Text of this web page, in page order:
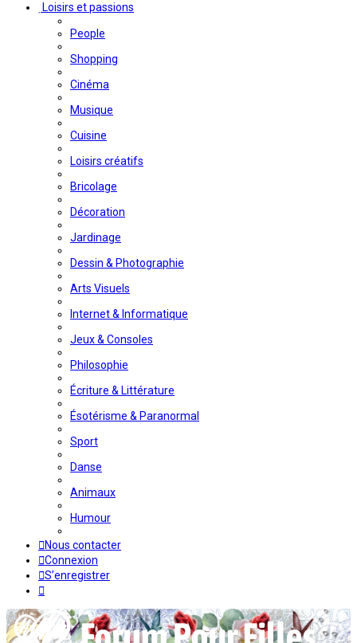
Loisirs et passions
People
Shopping
Cinéma
Musique
Cuisine
Loisirs créatifs
Bricolage
Décoration
Jardinage
Dessin & Photographie
Arts Visuels
Internet & Informatique
Jeux & Consoles
Philosophie
Écriture & Littérature
Ésotérisme & Paranormal
Sport
Danse
Animaux
Humour
Nous contacter
Connexion
S’enregistrer